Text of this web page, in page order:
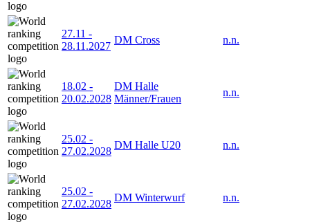
27.11 -
28.11.2027
DM Cross n.n.
18.02 -
20.02.2028
DM Halle
Männer/Frauen
n.n.
25.02 -
27.02.2028
DM Halle U20 n.n.
25.02 -
27.02.2028
DM Winterwurf n.n.